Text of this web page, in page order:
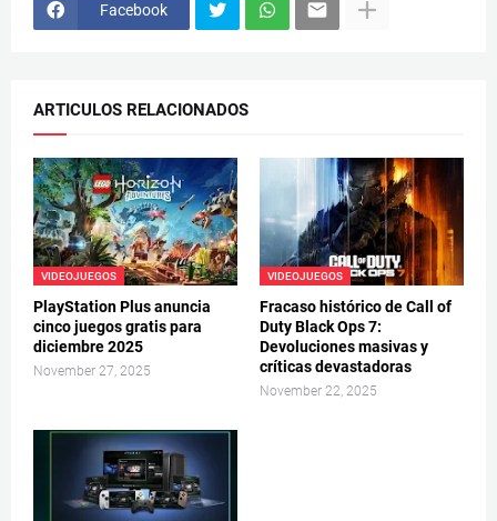
Facebook
ARTICULOS RELACIONADOS
VIDEOJUEGOS
PlayStation Plus anuncia
cinco juegos gratis para
diciembre 2025
November 27, 2025
VIDEOJUEGOS
Fracaso histórico de Call of
Duty Black Ops 7:
Devoluciones masivas y
críticas devastadoras
November 22, 2025